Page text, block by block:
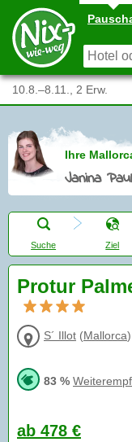
10.8.–8.11., 2 Erw.
Ihre
Janina Paul
Suche Ziel
Protur
S´ Illot (Mallorca)
83 %
ab 478 €